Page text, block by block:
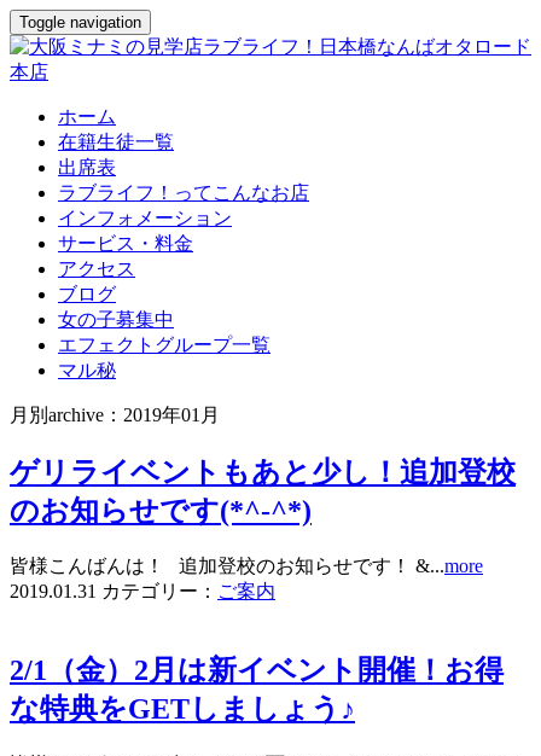
Toggle navigation
ホーム
在籍生徒一覧
出席表
ラブライフ！ってこんなお店
インフォメーション
サービス・料金
アクセス
ブログ
女の子募集中
エフェクトグループ一覧
マル秘
月別archive：2019年01月
ゲリライベントもあと少し！追加登校
のお知らせです(*^-^*)
皆様こんばんは！ 追加登校のお知らせです！ &...more
2019.01.31 カテゴリー： ご案内
2/1（金）2月は新イベント開催！お得
な特典をGETしましょう♪